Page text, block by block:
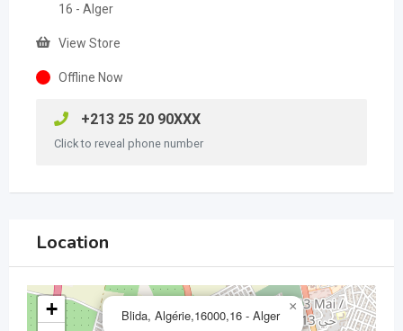
16 - Alger
View Store
Offline Now
+213 25 20 90XXX
Click to reveal phone number
Location
Blida, Algérie,16000,16 - Alger
×
+